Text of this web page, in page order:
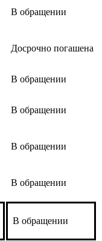
В обращении
В обращении
В обращении
В обращении
В обращении